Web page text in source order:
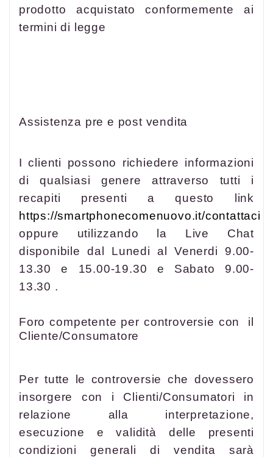
prodotto acquistato conformemente ai
termini di legge
Assistenza pre e post vendita
I clienti possono richiedere informazioni
di qualsiasi genere attraverso tutti i
recapiti presenti a questo link
https://smartphonecomenuovo.it/contattaci
oppure utilizzando la Live Chat
disponibile dal Lunedi al Venerdi 9.00-
13.30 e 15.00-19.30 e Sabato 9.00-
13.30 .
Foro competente per controversie con il
Cliente/Consumatore
Per tutte le controversie che dovessero
insorgere con i Clienti/Consumatori in
relazione alla interpretazione,
esecuzione e validità delle presenti
condizioni generali di vendita sarà